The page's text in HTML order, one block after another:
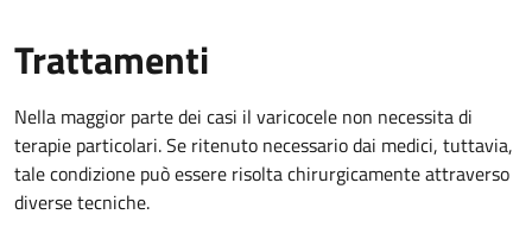
Trattamenti
Nella maggior parte dei casi il varicocele non necessita di
terapie particolari. Se ritenuto necessario dai medici, tuttavia,
tale condizione può essere risolta chirurgicamente attraverso
diverse tecniche.